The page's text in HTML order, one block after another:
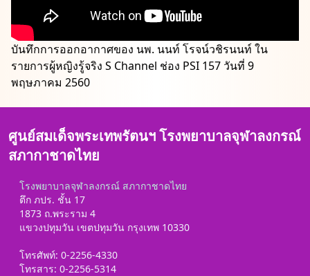
บันทึกการออกอากาศของ นพ. นนท์ โรจน์วชิรนนท์ ใน
รายการผู้หญิงรู้จริง S Channel ช่อง PSI 157 วันที่ 9
พฤษภาคม 2560
ศูนย์สมเด็จพระเทพรัตนฯ โรงพยาบาลจุฬาลงกรณ์
สภากาชาดไทย
โรงพยาบาลจุฬาลงกรณ์ สภากาชาดไทย
ตึก ภปร. ชั้น 17
1873 ถ.พระราม 4
แขวงปทุมวัน เขตปทุมวัน กรุงเทพ 10330
โทรศัพท์: 0-2256-4330
โทรสาร: 0-2256-5314